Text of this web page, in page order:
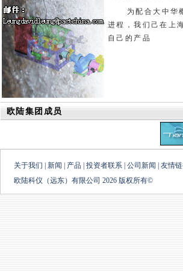
为配合大中华
进程，我们己在上
自己的产品
欧陆集团成员
关于我们 新闻 产品 投资者联系 公司新闻 友情
欧陆科仪（远东）有限公司 2026 版权所有©